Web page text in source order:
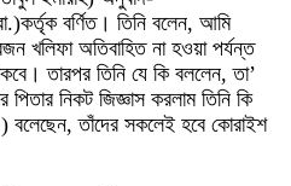
বর্ণিত। তিনি বলেন, আমি
খলিফা অতিবাহিত না হওয়া পর্যন্ত
তারপর তিনি যে কি বললেন, তা’
নিকট জিজ্ঞাস করলাম তিনি কি
বলেছেন, তাঁদের সকলেই হবে কোরাইশ